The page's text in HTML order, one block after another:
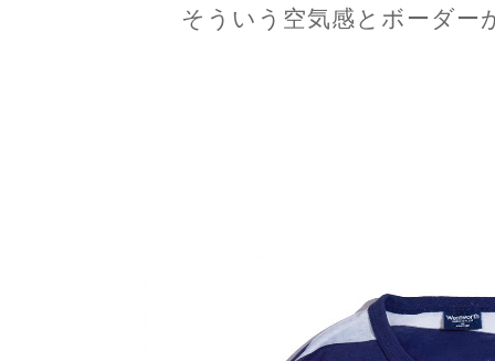
そういう空気感とボーダー